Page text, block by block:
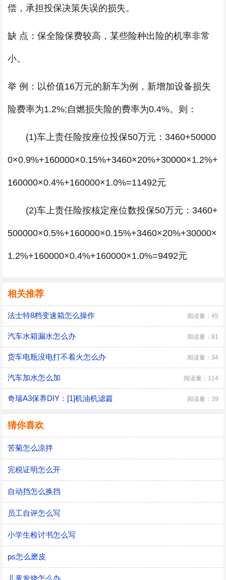
偿，承担投保决策失误的损失。
缺 点：保全险保费较高，某些险种出险的机率非常
小。
举 例：以价值16万元的新车为例，新增加设备损失
险费率为1.2%;自燃损失险的费率为0.4%。则：
(1)车上责任险按座位投保50万元：3460+50000
0×0.9%+160000×0.15%+3460×20%+30000×1.2%+
160000×0.4%+160000×1.0%=11492元
(2)车上责任险按核定座位数投保50万元：3460+
500000×0.5%+160000×0.15%+3460×20%+30000×
1.2%+160000×0.4%+160000×1.0%=9492元
相关推荐
法士特8档变速箱怎么操作 阅读量：45
汽车水箱漏水怎么办 阅读量：81
货车电瓶没电打不着火怎么办 阅读量：34
汽车加水怎么加 阅读量：114
奇瑞A3保养DIY：[1]机油机滤篇 阅读量：39
猜你喜欢
苦菊怎么凉拌
完税证明怎么开
自动挡怎么换挡
员工自评怎么写
小学生检讨书怎么写
ps怎么磨皮